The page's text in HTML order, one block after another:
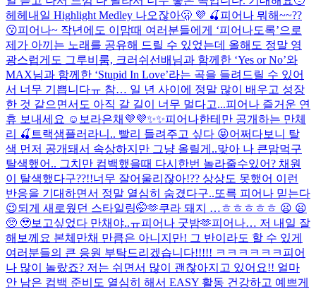
헤헤 내일 Highlight Medley 나오잖아🫢 💜 🍒 피어나 뭐해~~??
😗피어나~ 작년에도 이맘때 여러분들에게 ‘피어나도록’으로
제가 아끼는 노래를 공유해 드릴 수 있었는데 올해도 정말 영
광스럽게도 그루비룸, 크러쉬선배님과 함께한 ‘Yes or No’와
MAX님과 함께한 ‘Stupid In Love’라는 곡을 들려드릴 수 있어
서 너무 기쁩니다ㅠ 참… 일 년 사이에 정말 많이 배우고 성장
한 것 같으면서도 아직 갈 길이 너무 멀다고...피어나 즐거운 연
휴 보내세요 ☺️ 보라은채💜💜✨✨피어나한테만 공개하는 만체
리 🍒 트랙샘플러라니.. 빨리 들려주고 싶다 😝어쩌다보니 탈
색 먼저 공개돼서 속상하지만 그냥 올릴게..맞아 나 큰맘먹구
탈색했어.. 그치만 컴백했을때 다시한번 놀라줄수있어? 채원
이 탈색했다구??!!너무 잘어울리잖아!?? 상상도 못했어 이런
반응을 기대하면서 정말 열심히 숨겼다구..또륵 피어나 믿는다
😉되게 새로웠던 스타일링🤭🫶쿠라 돼지 …ㅎㅎㅎㅎㅎ 😦 😦
🥺 🥹보고싶었다 만채야..ㅠ피어나 굿밤🫶피어나… 저 내일 잘
해보께요 본체만채 만큼은 아니지만! 그 반이라도 할 수 있게
여러분들의 큰 응원 부탁드리겠습니다!!!!! ㅋㅋㅋㅋㅋㅋ 피어
나 많이 놀랐죠? 저는 쉬면서 많이 괜찮아지고 있어요!! 얼마
안 남은 컴백 준비도 열심히 해서 EASY 활동 건강하고 예쁘게